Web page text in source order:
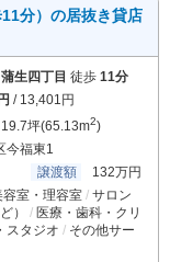
分）の居抜き貸店
蒲生四丁目 徒歩 11分
/ 13,401円
坪(65.13m2)
今福東1
譲渡額 132万円
容室・理容室
サロン
）
医療・歯科・クリ
スタジオ
その他サー